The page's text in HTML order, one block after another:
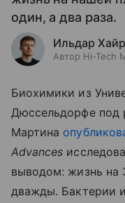
один, а два раза.
Ильдар
Автор Hi-Tech
Биохимики из
Дюссельдорфе под
Мартина
Advances
выводом: жизнь на
дважды. Бактерии